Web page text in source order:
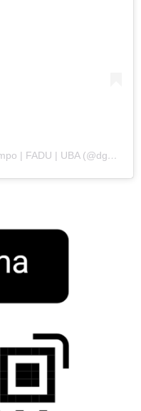
Una publicación compartida de DGPC | Cátedra Ocampo | FADU | UBA (@dgpc.catedraocampo)